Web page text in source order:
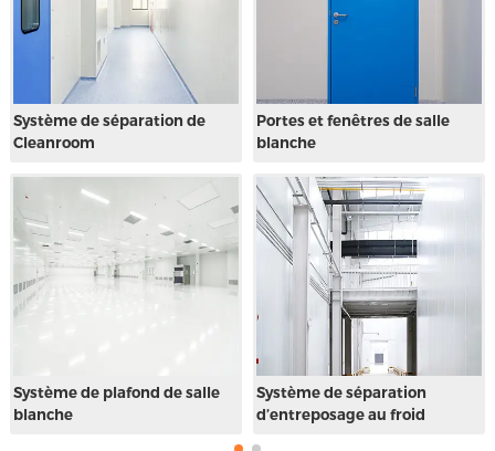
Portes et fenêtres de salle
blanche
Système de séparation
d’entreposage au froid
Équipement de salle blanche
Salle blanche modulaire